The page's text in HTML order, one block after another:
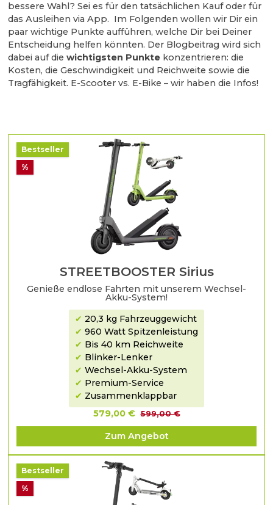
bessere Wahl? Sei es für den tatsächlichen Kauf oder für
das Ausleihen via App. Im Folgenden wollen wir Dir ein
paar wichtige Punkte aufführen, welche Dir bei Deiner
Entscheidung helfen könnten. Der Blogbeitrag wird sich
dabei auf die wichtigsten Punktekonzentrieren: die
Kosten, die Geschwindigkeit und Reichweite sowie die
Tragfähigkeit. E-Scooter vs. E-Bike – wir haben die Infos!
Bestseller
%
STREETBOOSTER Sirius
Genieße endlose Fahrten mit unserem Wechsel-
Akku-System!
✔ 20,3 kg Fahrzeuggewicht
✔ 960 Watt Spitzenleistung
✔ Bis 40 km Reichweite
✔ Blinker-Lenker
✔ Wechsel-Akku-System
✔ Premium-Service
✔ Zusammenklappbar
579,00 € 599,00 €
Zum Angebot
Bestseller
%